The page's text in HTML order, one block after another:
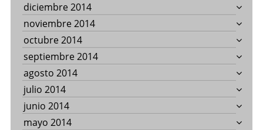
diciembre 2014
noviembre 2014
octubre 2014
septiembre 2014
agosto 2014
julio 2014
junio 2014
mayo 2014